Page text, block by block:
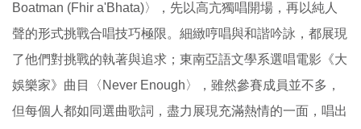
Boatman (Fhir a'Bhata)〉，先以高亢獨唱開場，再以純人
聲的形式挑戰合唱技巧極限。細緻哼唱與和諧吟詠，都展現
了他們對挑戰的執著與追求；東南亞語文學系選唱電影《大
娛樂家》曲目〈Never Enough〉，雖然參賽成員並不多，
但每個人都如同選曲歌詞，盡力展現充滿熱情的一面，唱出